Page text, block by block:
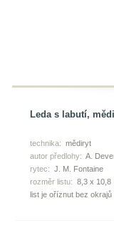
Leda s labutí,
technika: mědiryt
autor předlohy: A.
rytec: J. M. Fontaine
rozměr listu: 8,3 x 10,8
list je oříznut bez okrajů